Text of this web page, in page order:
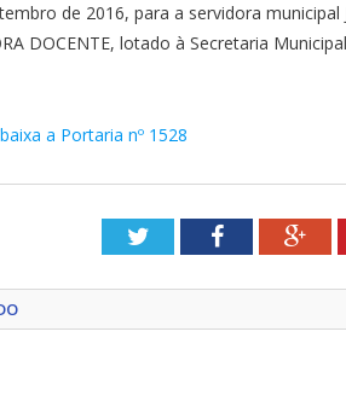
de 2016, para a servidora municipal
DOCENTE, lotado à Secretaria
a Portaria nº 1528
TwitterFacebook